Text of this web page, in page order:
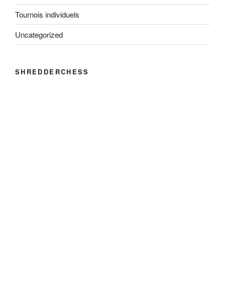
Tournois individuels
Uncategorized
SHREDDERCHESS